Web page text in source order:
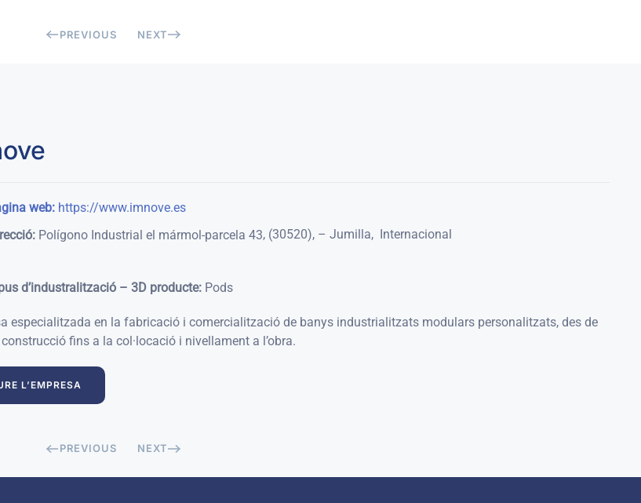
PREVIOUS NEXT
web: https://www.imnove.es
Polígono Industrial el mármol-parcela 43, (30520), – Jumilla, Internacional
d’industralització – 3D producte:Pods
especialitzada en la fabricació i comercialització de banys industrialitzats modulars personalitzats, des de
construcció fins a la col·locació i nivellament a l’obra.
L’EMPRESA
PREVIOUS NEXT